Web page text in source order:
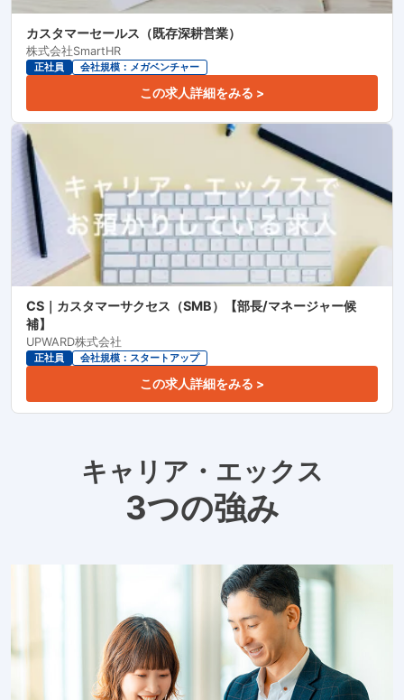
カスタマーセールス（既存深耕営業）
株式会社SmartHR
正社員 会社規模：メガベンチャー
この求人詳細をみる >
CS｜カスタマーサクセス（SMB）【部長/マネージャー候
補】
UPWARD株式会社
正社員 会社規模：スタートアップ
この求人詳細をみる >
キャリア・エックス
3つの強み